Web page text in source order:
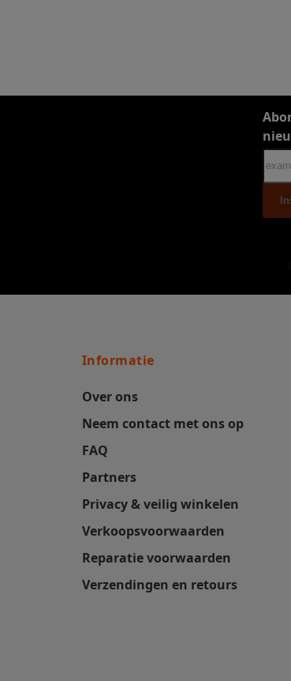
Informatie
Over ons
Neem contact met ons op
FAQ
Partners
Privacy & veilig winkelen
Verkoopsvoorwaarden
Reparatie voorwaarden
Verzendingen en retours